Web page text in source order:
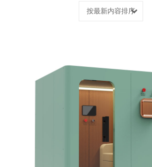
按最新内容排序